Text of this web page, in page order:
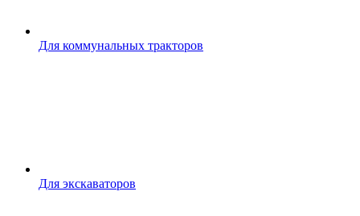
Для коммунальных тракторов
Для экскаваторов